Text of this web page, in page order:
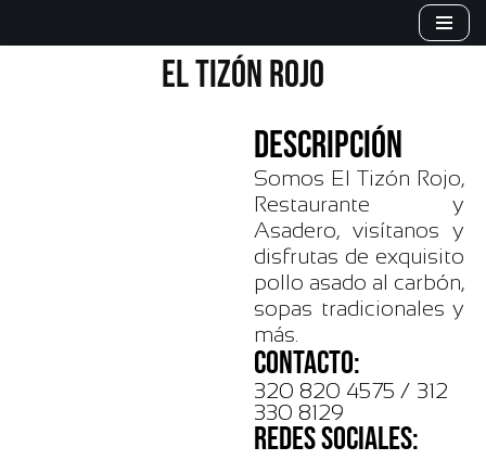
EL TIZÓN ROJO
DESCRIPCIÓN
Somos El Tizón Rojo,
Restaurante y
Asadero, visítanos y
disfrutas de exquisito
pollo asado al carbón,
sopas tradicionales y
más.
CONTACTO:
320 820 4575 / 312
330 8129
REDES SOCIALES: